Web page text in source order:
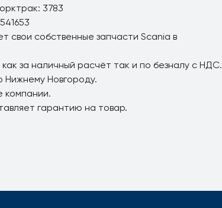
3783
свои собственные запчасти Scania в
за наличный расчёт так и по безналу с НДС.
Нижнему Новгороду.
компании.
гарантию на товар.